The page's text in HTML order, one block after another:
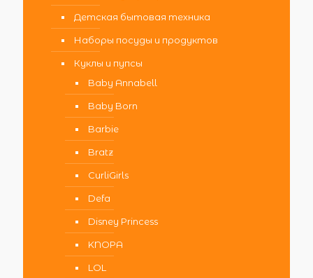
Детская бытовая техника
Наборы посуды и продуктов
Куклы и пупсы
Baby Annabell
Baby Born
Barbie
Bratz
CurliGirls
Defa
Disney Princess
KNOPA
LOL